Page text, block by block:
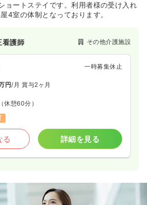
ョートステイです。利用者様の受け入れ
4室の体制となっております。
看護師 その他介護施設
一時募集休止
円/月 賞与2ヶ月
（休憩60分）
る 詳細を見る